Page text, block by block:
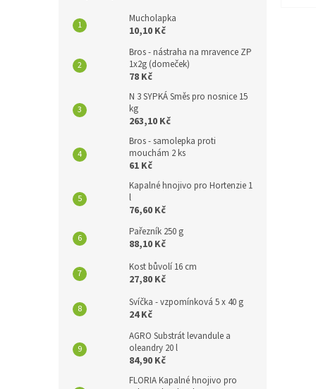
Mucholapka
10,10 Kč
Bros - nástraha na mravence ZP
1x2g (domeček)
78 Kč
N 3 SYPKÁ Směs pro nosnice 15
kg
263,10 Kč
Bros - samolepka proti
mouchám 2 ks
61 Kč
Kapalné hnojivo pro Hortenzie 1
l
76,60 Kč
Pařezník 250 g
88,10 Kč
Kost bůvolí 16 cm
27,80 Kč
Svíčka - vzpomínková 5 x 40 g
24 Kč
AGRO Substrát levandule a
oleandry 20 l
84,90 Kč
FLORIA Kapalné hnojivo pro